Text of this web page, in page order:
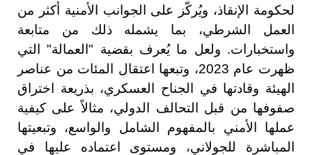
لحكومة الإنقاذ، ويُركّز على الجوانب الأمنية أكثر من
العمل الشرطي، بما يشمله ذلك من متابعة
واستخبارات. ولعل ما يُعرف بقضية "العمالة" التي
ظهرت عام 2023، وتبعها اعتقال المئات من عناصر
الهيئة وقادتها في الجناح العسكري، بذريعة اختراق
صفوفها من قبل التحالف الدولي، مثالاً على كيفية
عملها الأمني بالمفهوم الشامل والواسع، وتبعيتها
المباشرة للجولاني، ومستوى اعتماده عليها في